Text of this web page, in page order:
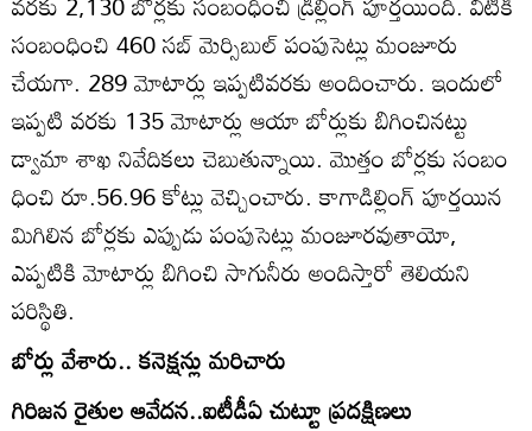
సంబంధించి 460 సబ్‌ మెర్సిబుల్‌ పంపుసెట్లు మంజూరు
చేయగా. 289 మోటార్లు ఇప్పటివరకు అందించారు. ఇందులో
ఇప్పటి వరకు 135 మోటార్లు ఆయా బోర్లుకు బిగించినట్టు
డ్వామా శాఖ నివేదికలు చెబుతున్నాయి. మొత్తం బోర్లకు సంబం
ధించి రూ.56.96 కోట్లు వెచ్చించారు. కాగాడిల్లింగ్‌ పూర్తయిన
మిగిలిన బోర్లకు ఎప్పుడు పంపుసెట్లు మంజూరవుతాయో,
ఎప్పటికి మోటార్లు బిగించి సాగునీరు అందిస్తారో తెలియని
పరిస్థితి.
బోర్లు వేశారు.. కనెక్షన్లు మరిచారు
గిరిజన రైతుల ఆవేదన..ఐటీడీఏ చుట్టూ ప్రదక్షిణలు